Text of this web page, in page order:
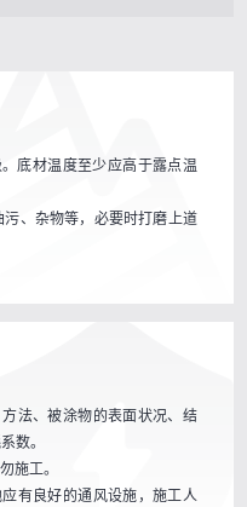
底材温度至少应高于露点温
、杂物等，必要时打磨上道
法、被涂物的表面状况、结
数。
施工。
有良好的通风设施，施工人